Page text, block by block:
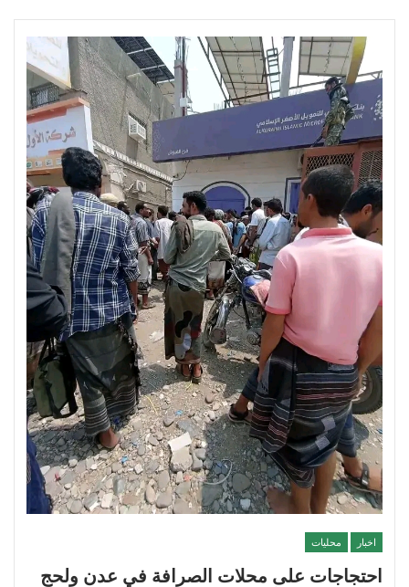
اخبار محليات
احتجاجات على محلات الصرافة في عدن ولحج